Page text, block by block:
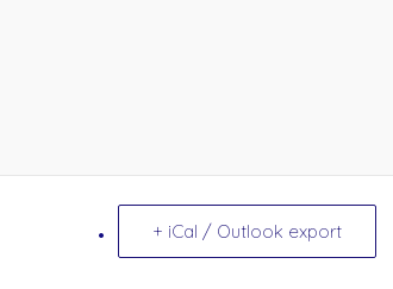
+ iCal / Outlook export